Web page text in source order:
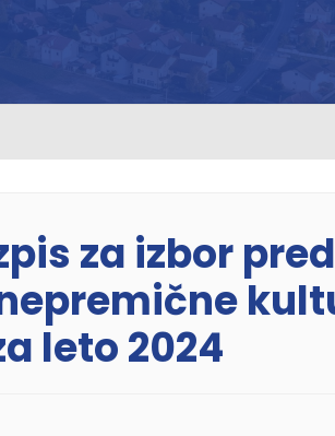
za izbor
leto 2024